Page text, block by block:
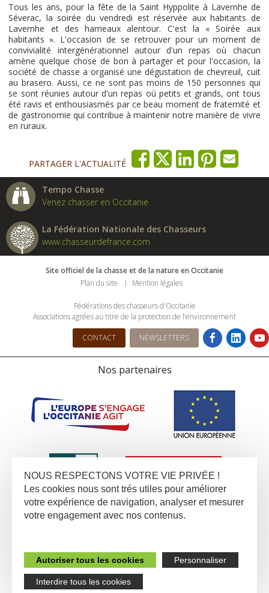
Tous les ans, pour la fête de la Saint Hyppolite à Lavernhe de
Séverac, la soirée du vendredi est réservée aux habitants de
Lavernhe et des hameaux alentour. C'est la « Soirée aux
habitants ». L'occasion de se retrouver pour un moment de
convivialité intergénérationnel autour d'un repas où chacun
amène quelque chose de bon à partager et pour l'occasion, la
société de chasse a organisé une dégustation de chevreuil, cuit
au brasero. Aussi, ce ne sont pas moins de 150 personnes qui
se sont réunies autour d'un repas où petits et grands, ont tous
été ravis et enthousiasmés par ce beau moment de fraternité et
de gastronomie qui contribue à maintenir notre manière de vivre
en ruraux.
PARTAGER L'ACTUALITÉ
Tempo Chasse
Venez chasser en Occitanie
La Fédération Nationale des Chasseurs
www.chasseurdefrance.com
Site officiel de la chasse et de la nature en Occitanie
Plan du site
Mention légales
Fédérations des chasseurs d'Occitanie
Associations agrées au titre de la protection de l’environnement
CONTACT NEWSLETTERS
Nos partenaires
NOUS RESPECTONS VOTRE VIE PRIVÉE !
Les cookies nous sont trés utiles pour améliorer
votre expérience de navigation, analyser et mesurer
votre engagement avec nos contenus.
Autoriser tous les cookies Personnaliser
Interdire tous les cookies